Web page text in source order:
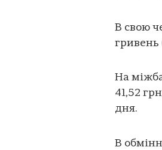
В свою
гривень
На
41,52
дня.
В